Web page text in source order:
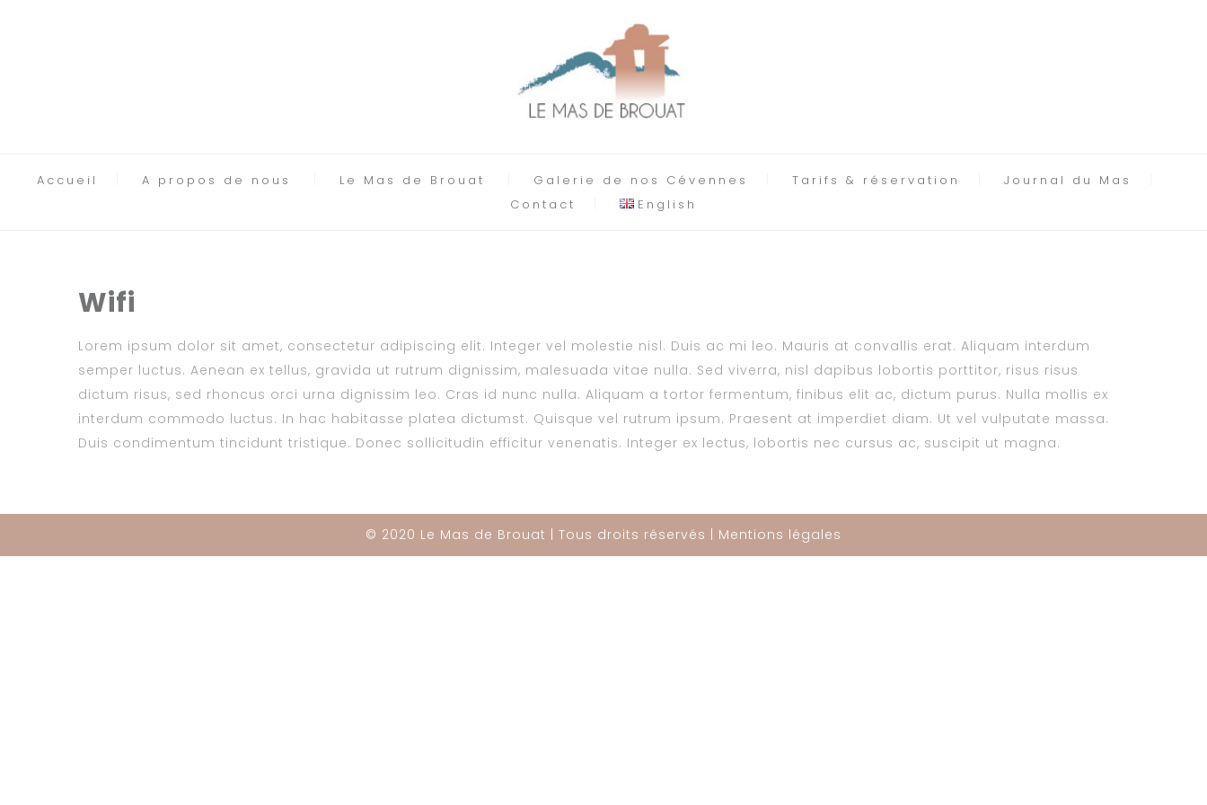
Accueil A propos de nous Le Mas de Brouat Galerie de nos Cévennes Tarifs & réservation
Journal du Mas
Contact
English
Wifi
Lorem ipsum dolor sit amet, consectetur adipiscing elit. Integer vel molestie nisl. Duis ac mi leo. Mauris at convallis erat. Aliquam interdum
semper luctus. Aenean ex tellus, gravida ut rutrum dignissim, malesuada vitae nulla. Sed viverra, nisl dapibus lobortis porttitor, risus risus
dictum risus, sed rhoncus orci urna dignissim leo. Cras id nunc nulla. Aliquam a tortor fermentum, finibus elit ac, dictum purus. Nulla mollis ex
interdum commodo luctus. In hac habitasse platea dictumst. Quisque vel rutrum ipsum. Praesent at imperdiet diam. Ut vel vulputate massa.
Duis condimentum tincidunt tristique. Donec sollicitudin efficitur venenatis. Integer ex lectus, lobortis nec cursus ac, suscipit ut magna.
© 2020 Le Mas de Brouat | Tous droits réservés | Mentions légales